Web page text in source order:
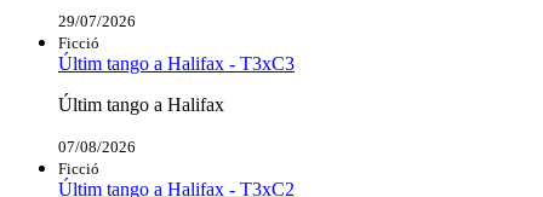
29/07/2026
Ficció
Últim tango a Halifax - T3xC3
Últim tango a Halifax
07/08/2026
Ficció
Últim tango a Halifax - T3xC2